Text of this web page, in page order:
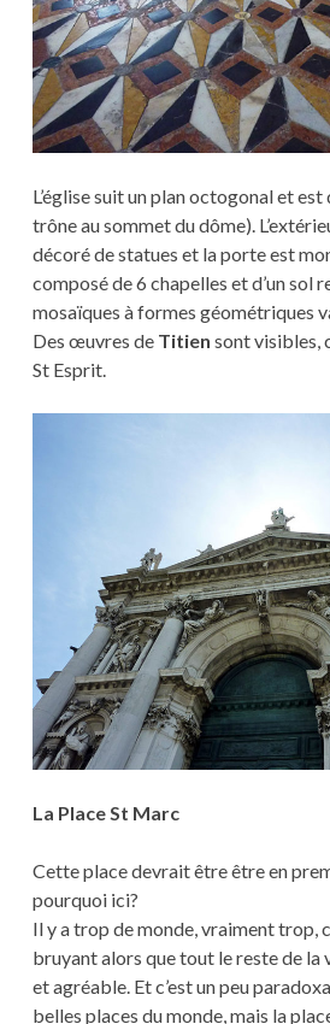
L’église suit un plan octogonal et
trône au sommet du dôme).
décoré de statues et la porte est
composé de 6 chapelles et d’un sol
mosaïques à formes géométriques
Des œuvres de Titien sont visibles,
St Esprit.
La Place St Marc
Cette place devrait être être en
pourquoi ici?
Il y a trop de monde, vraiment trop,
bruyant alors que tout le reste de
et agréable. Et c’est un peu
belles places du monde, mais la